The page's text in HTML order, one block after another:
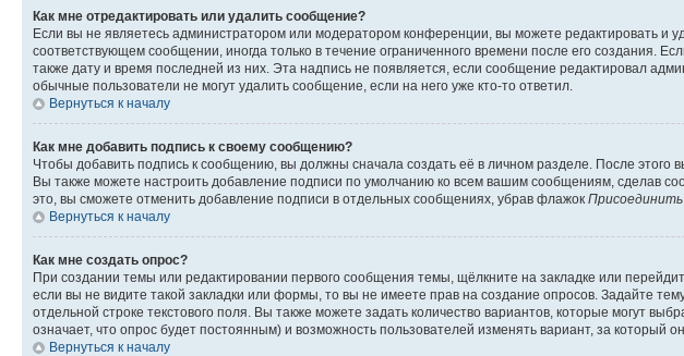
Как мне отредактировать или удалить сообщение?
Если вы не являетесь администратором или модератором конференции, вы можете редактировать и
соответствующем сообщении, иногда только в течение ограниченного времени после его создания.
также дату и время последней из них. Эта надпись не появляется, если сообщение редактировал
обычные пользователи не могут удалить сообщение, если на него уже кто-то ответил.
Вернуться к началу
Как мне добавить подпись к своему сообщению?
Чтобы добавить подпись к сообщению, вы должны сначала создать её в личном разделе. После этого
Вы также можете настроить добавление подписи по умолчанию ко всем вашим сообщениям, сделав
это, вы сможете отменить добавление подписи в отдельных сообщениях, убрав флажок Присоединить
Вернуться к началу
Как мне создать опрос?
При создании темы или редактировании первого сообщения темы, щёлкните на закладке или
если вы не видите такой закладки или формы, то вы не имеете прав на создание опросов. Задайте
отдельной строке текстового поля. Вы также можете задать количество вариантов, которые могут
означает, что опрос будет постоянным) и возможность пользователей изменять вариант, за который
Вернуться к началу